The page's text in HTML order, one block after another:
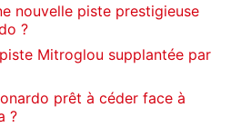
nouvelle piste prestigieuse
?
Mitroglou supplantée par
prêt à céder face à
?